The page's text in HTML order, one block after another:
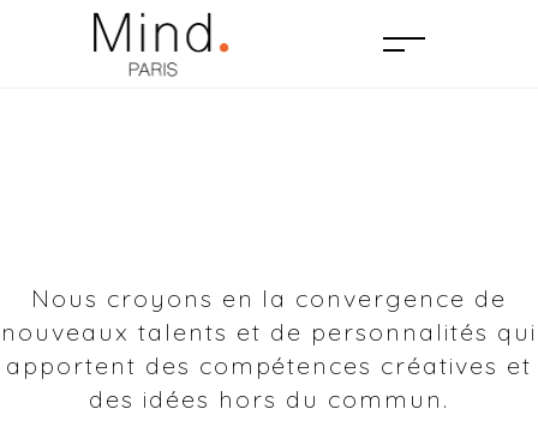
Nous croyons en la convergence de
nouveaux talents et de personnalités qui
apportent des compétences créatives et
des idées hors du commun.